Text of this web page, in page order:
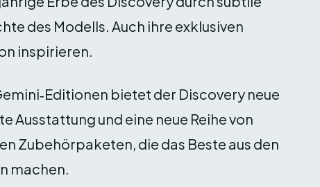
des Modells. Auch ihre exklusiven
inspirieren.
bietet der Discovery neue
Ausstattung und eine neue Reihe von
Zubehörpaketen, die das Beste aus den
machen.